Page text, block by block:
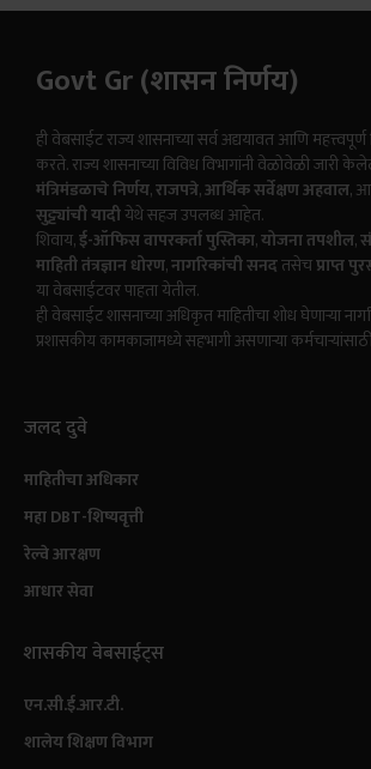
Govt Gr (शासन निर्णय)
ही वेबसाईट राज्य शासनाच्या सर्व अद्ययावत आणि महत्त्वपूर्ण
करते. राज्य शासनाच्या विविध विभागांनी वेळोवेळी जारी
मंत्रिमंडळाचे निर्णय,राजपत्रे,आर्थिक सर्वेक्षण अहवाल,
सुट्ट्यांची यादीयेथे सहज उपलब्ध आहेत.
शिवाय,ई-ऑफिस वापरकर्ता पुस्तिका,योजना तपशील,
माहिती तंत्रज्ञान धोरण,नागरिकांची सनदतसेचप्राप्त
या वेबसाईटवर पाहता येतील.
ही वेबसाईट शासनाच्या अधिकृत माहितीचा शोध घेणाऱ्या
प्रशासकीय कामकाजामध्ये सहभागी असणाऱ्या
जलद दुवे
माहितीचा अधिकार
महा DBT-शिष्यवृत्ती
रेल्वे आरक्षण
आधार सेवा
शासकीय वेबसाईट्स
एन.सी.ई.आर.टी.
शालेय शिक्षण विभाग